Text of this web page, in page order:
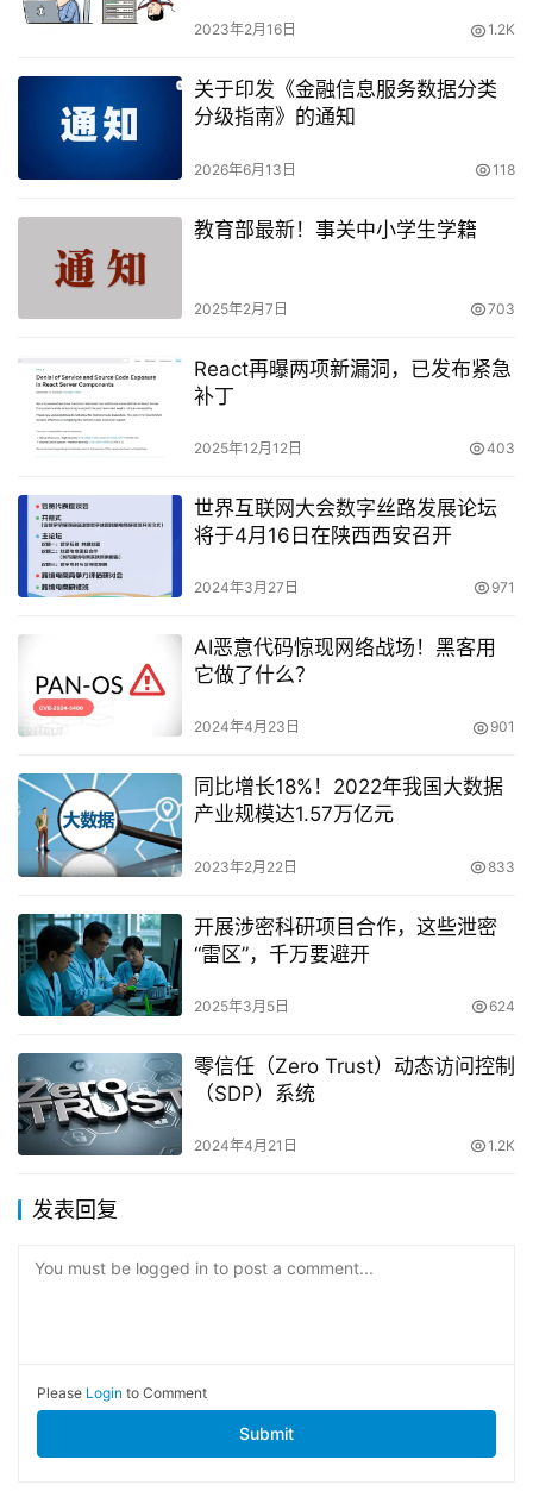
2023年2月16日 1.2K
关于印发《金融信息服务数据分类
分级指南》的通知
2026年6月13日 118
教育部最新！事关中小学生学籍
2025年2月7日 703
React再曝两项新漏洞，已发布紧急
补丁
2025年12月12日 403
世界互联网大会数字丝路发展论坛
将于4月16日在陕西西安召开
2024年3月27日 971
AI恶意代码惊现网络战场！黑客用
它做了什么？
2024年4月23日 901
同比增长18%！2022年我国大数据
产业规模达1.57万亿元
2023年2月22日 833
开展涉密科研项目合作，这些泄密
“雷区”，千万要避开
2025年3月5日 624
零信任（Zero Trust）动态访问控制
（SDP）系统
2024年4月21日 1.2K
发表回复
You must be logged in to post a comment...
Please Login to Comment
Submit